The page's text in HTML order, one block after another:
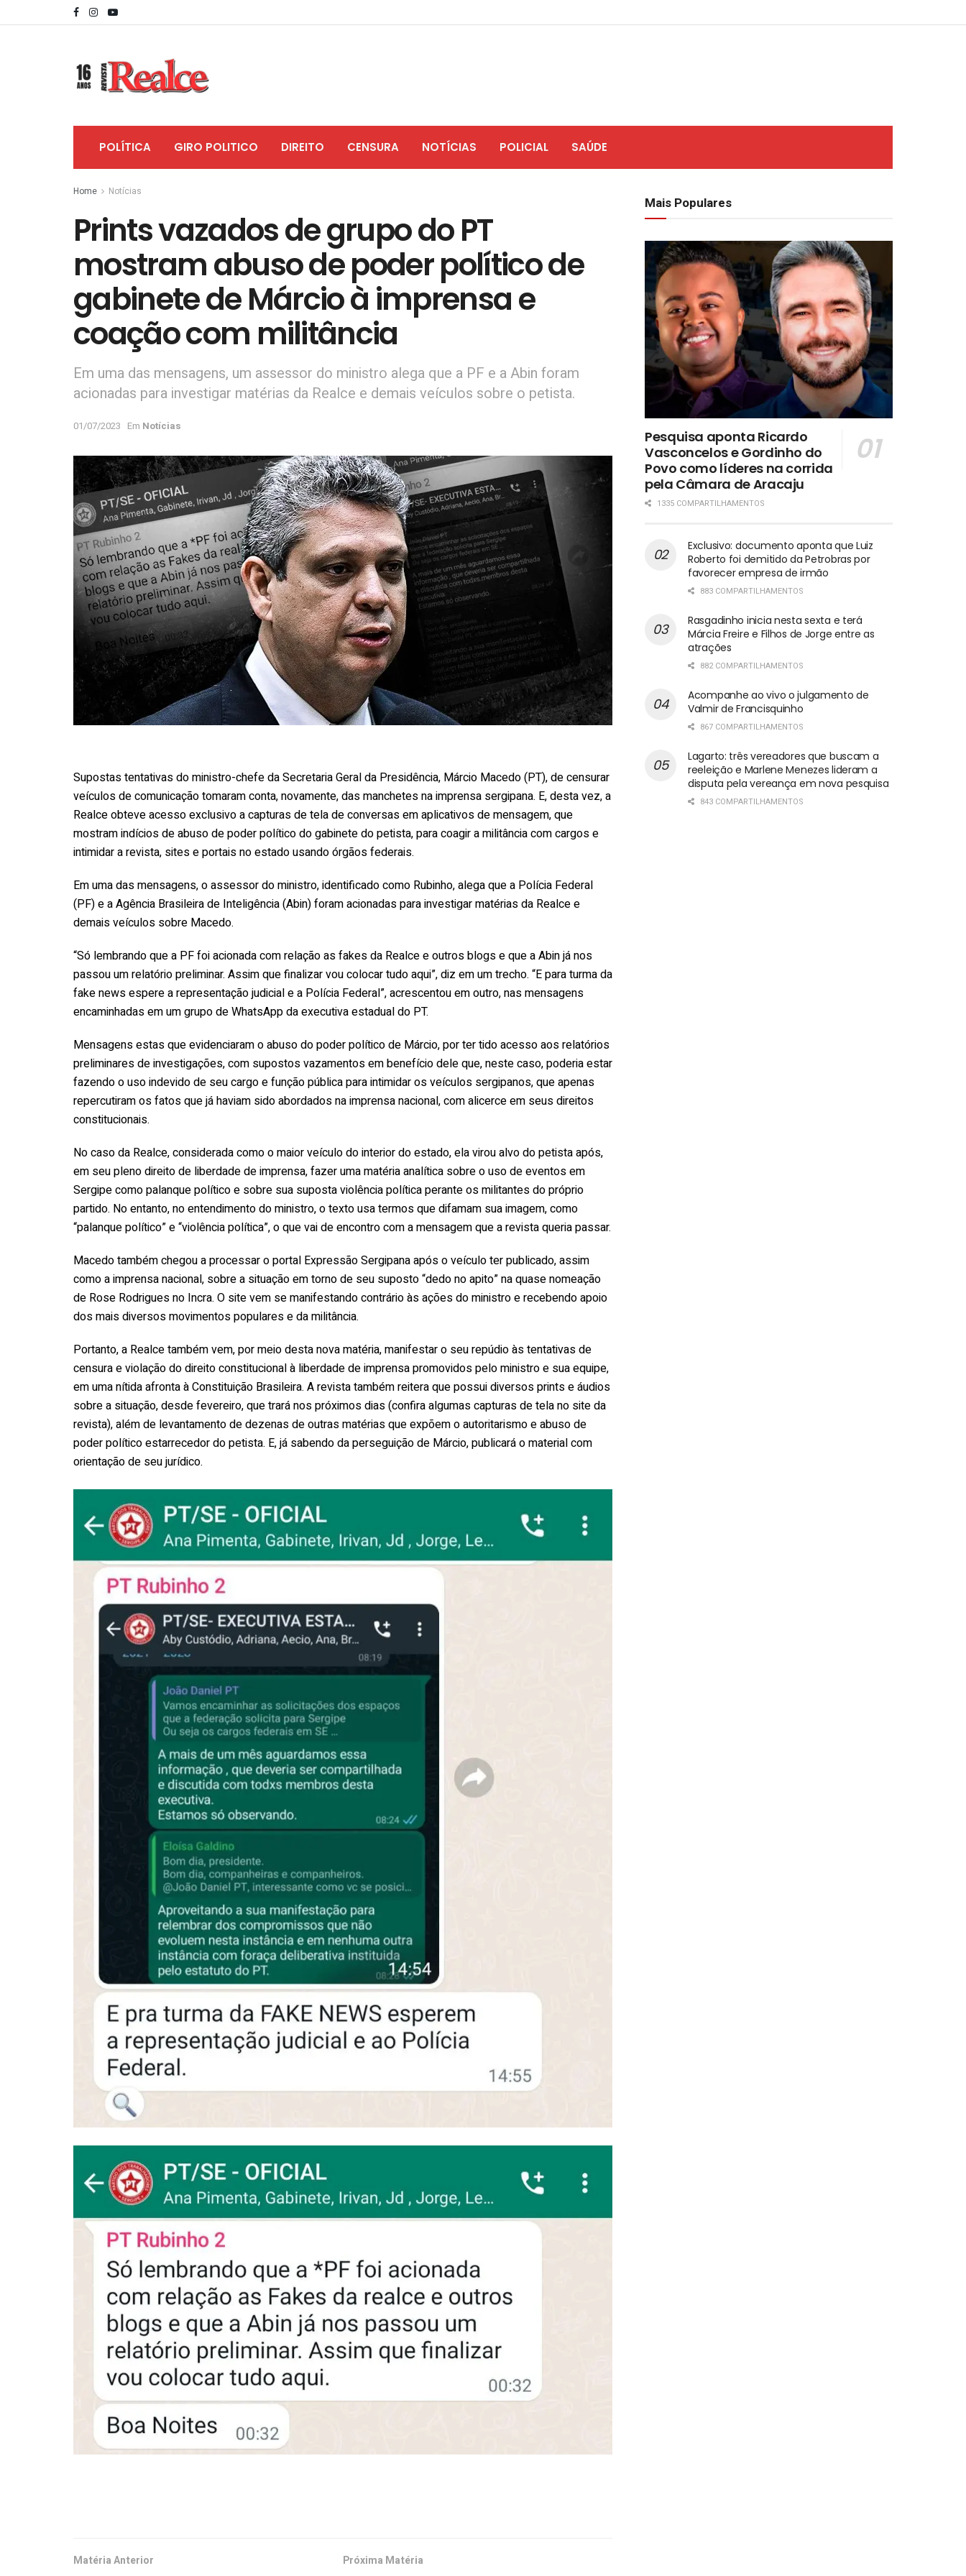
POLÍTICA GIRO POLITICO DIREITO CENSURA NOTÍCIAS POLICIAL SAÚDE
Home Notícias
Prints vazados de grupo do PT
mostram abuso de poder político de
gabinete de Márcio à imprensa e
coação com militância
Em uma das mensagens, um assessor do ministro alega que a PF e a Abin foram
acionadas para investigar matérias da Realce e demais veículos sobre o petista.
01/07/2023 Em Notícias
Supostas tentativas do ministro-chefe da Secretaria Geral da Presidência, Márcio Macedo (PT), de censurar
veículos de comunicação tomaram conta, novamente, das manchetes na imprensa sergipana. E, desta vez, a
Realce obteve acesso exclusivo a capturas de tela de conversas em aplicativos de mensagem, que
mostram indícios de abuso de poder político do gabinete do petista, para coagir a militância com cargos e
intimidar a revista, sites e portais no estado usando órgãos federais.
Em uma das mensagens, o assessor do ministro, identificado como Rubinho, alega que a Polícia Federal
(PF) e a Agência Brasileira de Inteligência (Abin) foram acionadas para investigar matérias da Realce e
demais veículos sobre Macedo.
“Só lembrando que a PF foi acionada com relação as fakes da Realce e outros blogs e que a Abin já nos
passou um relatório preliminar. Assim que finalizar vou colocar tudo aqui”, diz em um trecho. “E para turma da
fake news espere a representação judicial e a Polícia Federal”, acrescentou em outro, nas mensagens
encaminhadas em um grupo de WhatsApp da executiva estadual do PT.
Mensagens estas que evidenciaram o abuso do poder político de Márcio, por ter tido acesso aos relatórios
preliminares de investigações, com supostos vazamentos em benefício dele que, neste caso, poderia estar
fazendo o uso indevido de seu cargo e função pública para intimidar os veículos sergipanos, que apenas
repercutiram os fatos que já haviam sido abordados na imprensa nacional, com alicerce em seus direitos
constitucionais.
No caso da Realce, considerada como o maior veículo do interior do estado, ela virou alvo do petista após,
em seu pleno direito de liberdade de imprensa, fazer uma matéria analítica sobre o uso de eventos em
Sergipe como palanque político e sobre sua suposta violência política perante os militantes do próprio
partido. No entanto, no entendimento do ministro, o texto usa termos que difamam sua imagem, como
“palanque político” e “violência política”, o que vai de encontro com a mensagem que a revista queria passar.
Macedo também chegou a processar o portal Expressão Sergipana após o veículo ter publicado, assim
como a imprensa nacional, sobre a situação em torno de seu suposto “dedo no apito” na quase nomeação
de Rose Rodrigues no Incra. O site vem se manifestando contrário às ações do ministro e recebendo apoio
dos mais diversos movimentos populares e da militância.
Portanto, a Realce também vem, por meio desta nova matéria, manifestar o seu repúdio às tentativas de
censura e violação do direito constitucional à liberdade de imprensa promovidos pelo ministro e sua equipe,
em uma nítida afronta à Constituição Brasileira. A revista também reitera que possui diversos prints e áudios
sobre a situação, desde fevereiro, que trará nos próximos dias (confira algumas capturas de tela no site da
revista), além de levantamento de dezenas de outras matérias que expõem o autoritarismo e abuso de
poder político estarrecedor do petista. E, já sabendo da perseguição de Márcio, publicará o material com
orientação de seu jurídico.
Matéria Anterior Próxima Matéria
Mais Populares
Pesquisa aponta Ricardo
Vasconcelos e Gordinho do
Povo como líderes na corrida
pela Câmara de Aracaju
1335 COMPARTILHAMENTOS
Exclusivo: documento aponta que Luiz
Roberto foi demitido da Petrobras por
favorecer empresa de irmão
883 COMPARTILHAMENTOS
Rasgadinho inicia nesta sexta e terá
Márcia Freire e Filhos de Jorge entre as
atrações
882 COMPARTILHAMENTOS
Acompanhe ao vivo o julgamento de
Valmir de Francisquinho
867 COMPARTILHAMENTOS
Lagarto: três vereadores que buscam a
reeleição e Marlene Menezes lideram a
disputa pela vereança em nova pesquisa
843 COMPARTILHAMENTOS